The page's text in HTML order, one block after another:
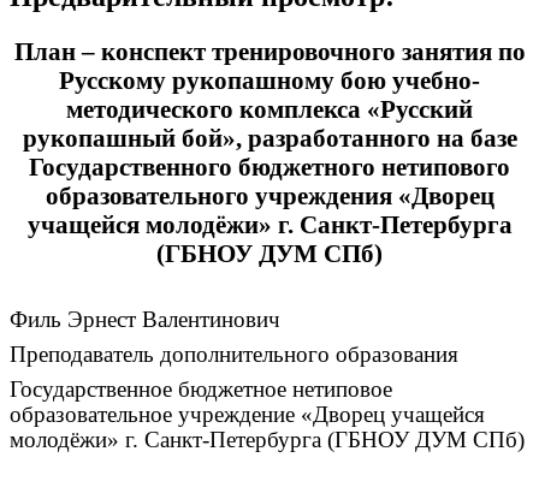
План – конспект тренировочного занятия по
Русскому рукопашному бою учебно-
методического комплекса «Русский
рукопашный бой», разработанного на базе
Государственного бюджетного нетипового
образовательного учреждения «Дворец
учащейся молодёжи» г. Санкт-Петербурга
(ГБНОУ ДУМ СПб)
Филь Эрнест Валентинович
Преподаватель дополнительного образования
Государственное бюджетное нетиповое
образовательное учреждение «Дворец учащейся
молодёжи» г. Санкт-Петербурга (ГБНОУ ДУМ СПб)